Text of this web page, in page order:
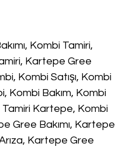
Kombi Tamiri,
Kartepe Gree
Kombi Satışı, Kombi
Kombi Bakım, Kombi
Tamiri Kartepe, Kombi
Gree Bakımı, Kartepe
Kartepe Gree